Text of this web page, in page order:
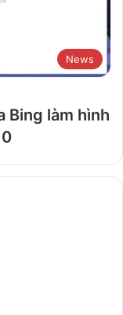
News
Bing làm hình